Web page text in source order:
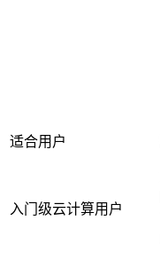
适合用户
入门级云计算用户